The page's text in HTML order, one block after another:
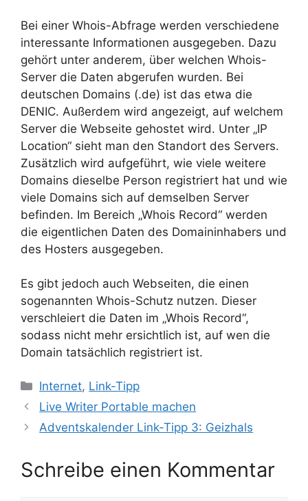
Bei einer Whois-Abfrage werden verschiedene
interessante Informationen ausgegeben. Dazu
gehört unter anderem, über welchen Whois-
Server die Daten abgerufen wurden. Bei
deutschen Domains (.de) ist das etwa die
DENIC. Außerdem wird angezeigt, auf welchem
Server die Webseite gehostet wird. Unter „IP
Location“ sieht man den Standort des Servers.
Zusätzlich wird aufgeführt, wie viele weitere
Domains dieselbe Person registriert hat und wie
viele Domains sich auf demselben Server
befinden. Im Bereich „Whois Record“ werden
die eigentlichen Daten des Domaininhabers und
des Hosters ausgegeben.
Es gibt jedoch auch Webseiten, die einen
sogenannten Whois-Schutz nutzen. Dieser
verschleiert die Daten im „Whois Record“,
sodass nicht mehr ersichtlich ist, auf wen die
Domain tatsächlich registriert ist.
Kategorien
Internet, Link-Tipp
Live Writer Portable machen
Adventskalender Link-Tipp 3: Geizhals
Schreibe einen Kommentar